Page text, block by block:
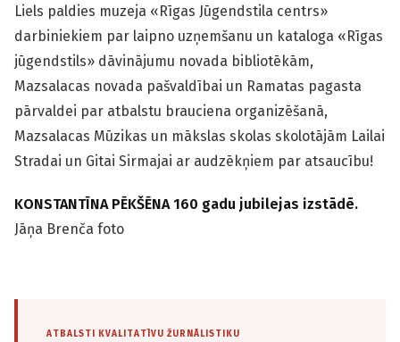
Liels paldies muzeja «Rīgas Jūgendstila centrs»
darbiniekiem par laipno uzņemšanu un kataloga «Rīgas
jūgendstils» dāvinājumu novada bibliotēkām,
Mazsalacas novada pašvaldībai un Ramatas pagasta
pārvaldei par atbalstu brauciena organizēšanā,
Mazsalacas Mūzikas un mākslas skolas skolotājām Lailai
Stradai un Gitai Sirmajai ar audzēkņiem par atsaucību!
KONSTANTĪNA PĒKŠĒNA 160 gadu jubilejas izstādē.
Jāņa Brenča foto
ATBALSTI KVALITATĪVU ŽURNĀLISTIKU